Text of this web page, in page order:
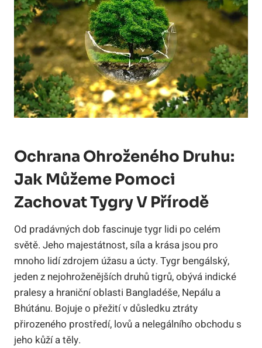
Ochrana Ohroženého Druhu:
Jak Můžeme Pomoci
Zachovat Tygry V Přírodě
Od pradávných dob fascinuje tygr lidi po celém
světě. Jeho majestátnost, síla a krása jsou pro
mnoho lidí zdrojem úžasu a úcty. Tygr bengálský,
jeden z nejohroženějších druhů tigrů, obývá indické
pralesy a hraniční oblasti Bangladéše, Nepálu a
Bhútánu. Bojuje o přežití v důsledku ztráty
přirozeného prostředí, lovů a nelegálního obchodu s
jeho kůží a těly.